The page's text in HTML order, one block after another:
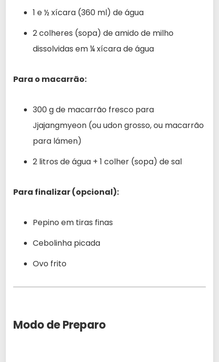
1 e ½ xícara (360 ml) de água
2 colheres (sopa) de amido de milho
dissolvidas em ¼ xícara de água
Para o macarrão:
300 g de macarrão fresco para
Jjajangmyeon (ou udon grosso, ou macarrão
para lámen)
2 litros de água + 1 colher (sopa) de sal
Para finalizar (opcional):
Pepino em tiras finas
Cebolinha picada
Ovo frito
Modo de Preparo